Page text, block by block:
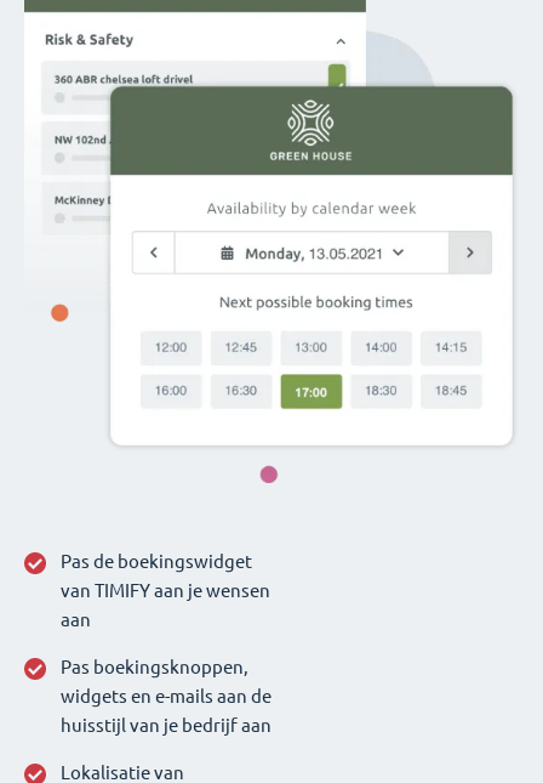
Pas de boekingswidget
van TIMIFY aan je wensen
aan
Pas boekingsknoppen,
widgets en e-mails aan de
huisstijl van je bedrijf aan
Lokalisatie van